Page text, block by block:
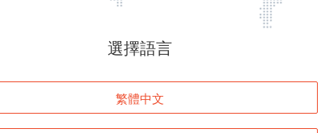
頁面無法顯示
登入
選擇語言
繁體中文